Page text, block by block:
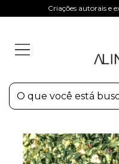
Criações autorais e